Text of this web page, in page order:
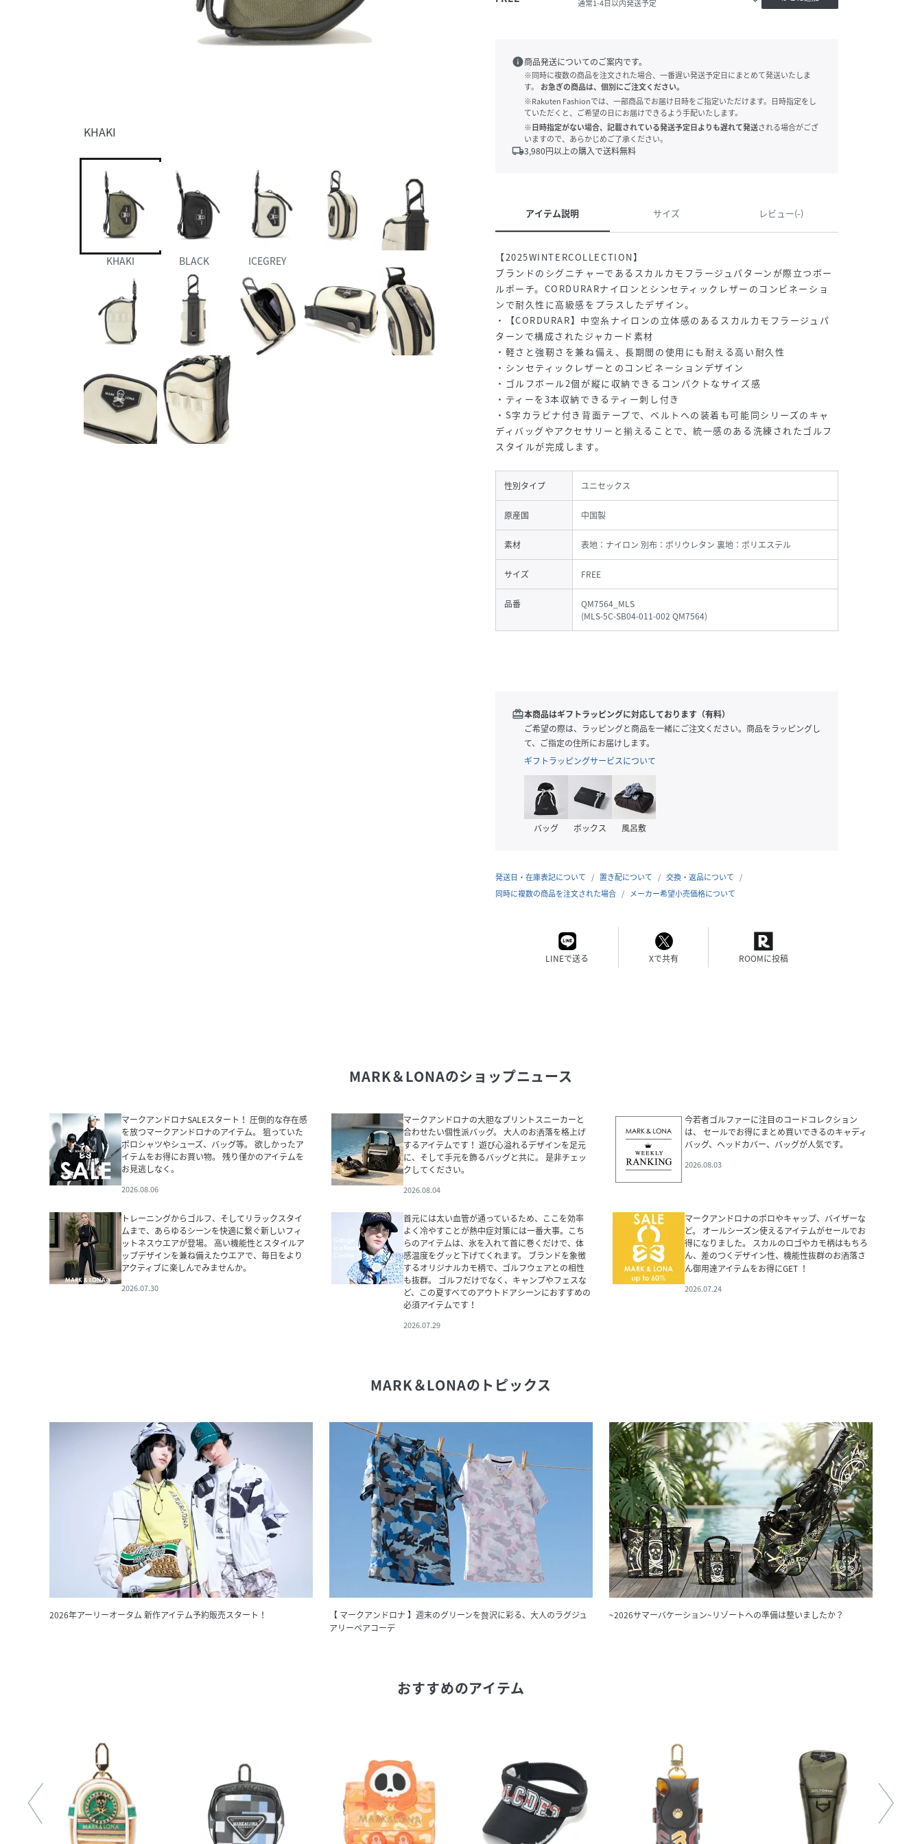
KHAKI
KHAKI BLACK ICEGREY
通常1-4日以内発送予定
info商品発送についてのご案内です。
※同時に複数の商品を注文された場合、一番遅い発送予定日にまとめて発送いたしま
す。
お急ぎの商品は、個別にご注文ください。
※Rakuten Fashionでは、一部商品でお届け日時をご指定いただけます。日時指定をし
ていただくと、ご希望の日にお届けできるよう手配いたします。
※日時指定がない場合、記載されている発送予定日よりも遅れて発送される場合がござ
いますので、あらかじめご了承ください。
local_shipping3,980円以上の購入で送料無料
アイテム説明 サイズ レビュー(-)
【2025WINTERCOLLECTION】
ブランドのシグニチャーであるスカルカモフラージュパターンが際立つボー
ルポーチ。CORDURARナイロンとシンセティックレザーのコンビネーショ
ンで耐久性に高級感をプラスしたデザイン。
・【CORDURAR】中空糸ナイロンの立体感のあるスカルカモフラージュパ
ターンで構成されたジャカード素材
・軽さと強靭さを兼ね備え、長期間の使用にも耐える高い耐久性
・シンセティックレザーとのコンビネーションデザイン
・ゴルフボール2個が縦に収納できるコンパクトなサイズ感
・ティーを3本収納できるティー刺し付き
・S字カラビナ付き背面テープで、ベルトへの装着も可能同シリーズのキャ
ディバッグやアクセサリーと揃えることで、統一感のある洗練されたゴルフ
スタイルが完成します。
性別タイプ ユニセックス
原産国 中国製
素材 表地：ナイロン 別布：ポリウレタン 裏地：ポリエステル
サイズ FREE
品番
QM7564_MLS
(MLS-5C-SB04-011-002 QM7564)
redeem本商品はギフトラッピングに対応しております（有料）
ご希望の際は、ラッピングと商品を一緒にご注文ください。商品をラッピングし
て、ご指定の住所にお届けします。
ギフトラッピングサービスについて
バッグ ボックス 風呂敷
発送日・在庫表記について 置き配について
交換・返品について
同時に複数の商品を注文された場合
メーカー希望小売価格について
LINEで送る Xで共有 ROOMに投稿
MARK＆LONAのショップニュース
マークアンドロナSALEスタート！ 圧倒的な存在感
を放つマークアンドロナのアイテム。 狙っていた
ポロシャツやシューズ、バッグ等。 欲しかったア
イテムをお得にお買い物。 残り僅かのアイテムを
お見逃しなく。
2026.08.06
マークアンドロナの大胆なプリントスニーカーと
合わせたい個性派バッグ。 大人のお洒落を格上げ
するアイテムです！ 遊び心溢れるデザインを足元
に、そして手元を飾るバッグと共に。 是非チェッ
クしてください。
2026.08.04
今若者ゴルファーに注目のコードコレクション
は、 セールでお得にまとめ買いできるのキャディ
バッグ、ヘッドカバー、バッグが人気です。
2026.08.03
トレーニングからゴルフ、そしてリラックスタイ
ムまで、あらゆるシーンを快適に繋ぐ新しいフィ
ットネスウエアが登場。 高い機能性とスタイルア
ップデザインを兼ね備えたウエアで、毎日をより
アクティブに楽しんでみませんか。
2026.07.30
首元には太い血管が通っているため、ここを効率
よく冷やすことが熱中症対策には一番大事。こち
らのアイテムは、氷を入れて首に巻くだけで、体
感温度をグッと下げてくれます。 ブランドを象徴
するオリジナルカモ柄で、ゴルフウェアとの相性
も抜群。 ゴルフだけでなく、キャンプやフェスな
ど、この夏すべてのアウトドアシーンにおすすめの
必須アイテムです！
2026.07.29
マークアンドロナのポロやキャップ、バイザーな
ど。 オールシーズン使えるアイテムがセールでお
得になりました。 スカルのロゴやカモ柄はもちろ
ん、差のつくデザイン性、機能性抜群のお洒落さ
ん御用達アイテムをお得にGET ！
2026.07.24
MARK＆LONAのトピックス
2026年アーリーオータム 新作アイテム予約販売スタート！
【 マークアンドロナ 】週末のグリーンを贅沢に彩る、大人のラグジュ
アリーペアコーデ
~2026サマーバケーション~リゾートへの準備は整いましたか？
おすすめのアイテム